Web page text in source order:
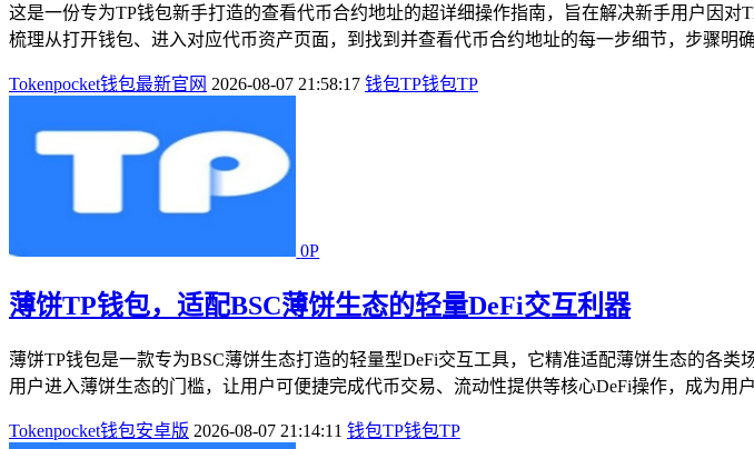
这是一份专为TP钱包新手打造的查看代币合约地址的超详细操作指南，旨在解决新手用户因
梳理从打开钱包、进入对应代币资产页面，到找到并查看代币合约地址的每一步细节，步骤
Tokenpocket钱包最新官网 2026-08-07 21:58:17 钱包TP钱包TP
0P
薄饼TP钱包，适配BSC薄饼生态的轻量DeFi交互利器
薄饼TP钱包是一款专为BSC薄饼生态打造的轻量型DeFi交互工具，它精准适配薄饼生态的各
用户进入薄饼生态的门槛，让用户可便捷完成代币交易、流动性提供等核心DeFi操作，成为用
Tokenpocket钱包安卓版 2026-08-07 21:14:11 钱包TP钱包TP